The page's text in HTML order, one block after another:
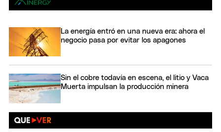
La energía entró en una nueva era: ahora el
negocio pasa por evitar los apagones
Sin el cobre todavía en escena, el litio y Vaca
Muerta impulsan la producción minera